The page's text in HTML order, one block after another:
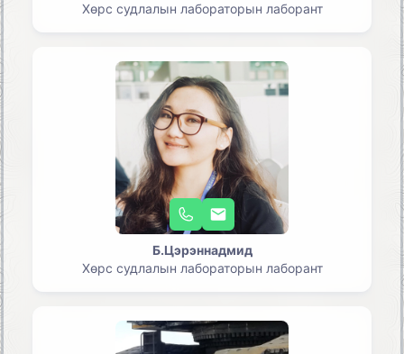
Хөрс судлалын лабораторын лаборант
Б.Цэрэннадмид
Хөрс судлалын лабораторын лаборант